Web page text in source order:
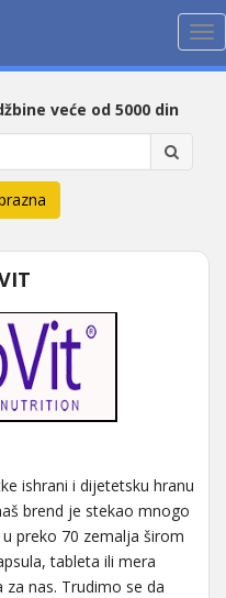
veće od 5000 din
ishrani i dijetetsku hranu
brend je stekao mnogo
preko 70 zemalja širom
tableta ili mera
nas. Trudimo se da